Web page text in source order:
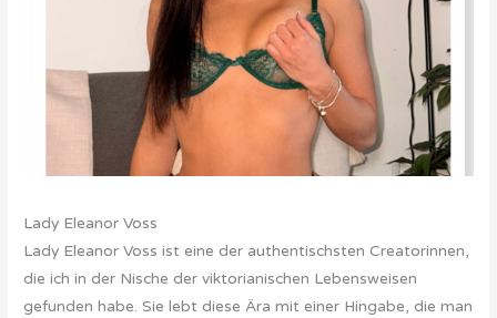
Lady Eleanor Voss
Lady Eleanor Voss ist eine der authentischsten Creatorinnen,
die ich in der Nische der viktorianischen Lebensweisen
gefunden habe. Sie lebt diese Ära mit einer Hingabe, die man